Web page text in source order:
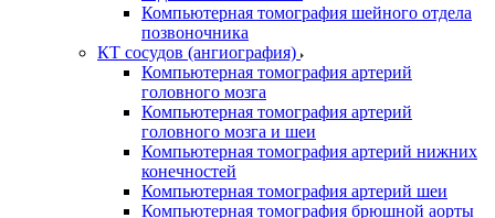
Компьютерная томография шейного отдела
позвоночника
КТ сосудов (ангиография)
Компьютерная томография артерий
головного мозга
Компьютерная томография артерий
головного мозга и шеи
Компьютерная томография артерий нижних
конечностей
Компьютерная томография артерий шеи
Компьютерная томография брюшной аорты